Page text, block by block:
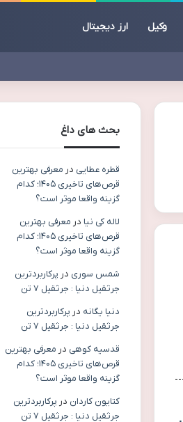
وکیل ارز دیجیتال
بحث های داغ
قطره عطایی در معرفی بهترین
قرص‌های تاخیری ۱۴۰۵؛ کدام
گزینه واقعا موثر است؟
لاله کی نیا در معرفی بهترین
قرص‌های تاخیری ۱۴۰۵؛ کدام
گزینه واقعا موثر است؟
شمس سوری در پرکاربردترین
جرثقیل دنیا : جرثقیل ۷ تن
دنیا یگانه در پرکاربردترین
جرثقیل دنیا : جرثقیل ۷ تن
قدسیه کوهی در معرفی بهترین
قرص‌های تاخیری ۱۴۰۵؛ کدام
گزینه واقعا موثر است؟
کتایون کاردان در پرکاربردترین
جرثقیل دنیا : جرثقیل ۷ تن